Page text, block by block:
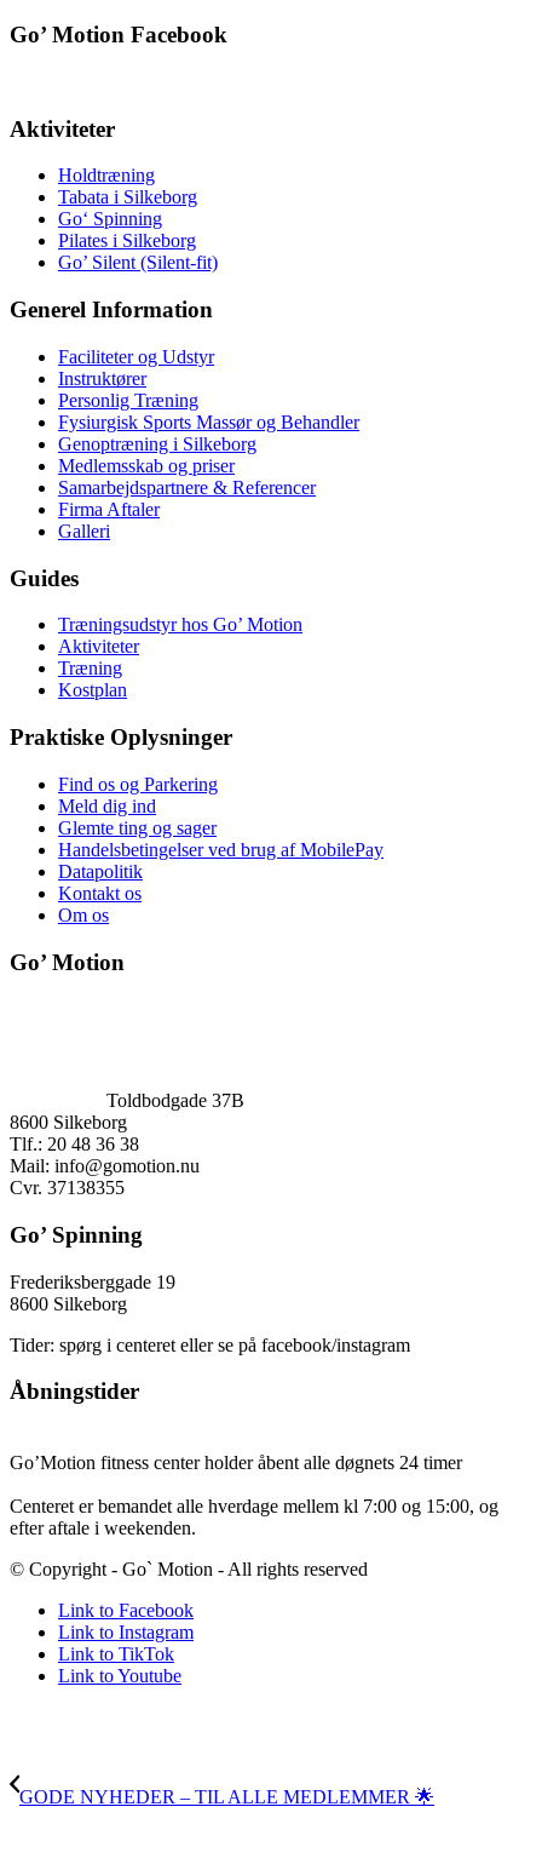
Go’ Motion Facebook
Aktiviteter
Holdtræning
Tabata i Silkeborg
Go‘ Spinning
Pilates i Silkeborg
Go’ Silent (Silent-fit)
Generel Information
Faciliteter og Udstyr
Instruktører
Personlig Træning
Fysiurgisk Sports Massør og Behandler
Genoptræning i Silkeborg
Medlemsskab og priser
Samarbejdspartnere & Referencer
Firma Aftaler
Galleri
Guides
Træningsudstyr hos Go’ Motion
Aktiviteter
Træning
Kostplan
Praktiske Oplysninger
Find os og Parkering
Meld dig ind
Glemte ting og sager
Handelsbetingelser ved brug af MobilePay
Datapolitik
Kontakt os
Om os
Go’ Motion
Toldbodgade 37B
8600 Silkeborg
Tlf.: 20 48 36 38
Mail: info@gomotion.nu
Cvr. 37138355
Go’ Spinning
Frederiksberggade 19
8600 Silkeborg
Tider: spørg i centeret eller se på facebook/instagram
Åbningstider
Go’Motion fitness center holder åbent alle døgnets 24 timer
Centeret er bemandet alle hverdage mellem kl 7:00 og 15:00, og
efter aftale i weekenden.
© Copyright - Go` Motion - All rights reserved
Link to Facebook
Link to Instagram
Link to TikTok
Link to Youtube
GODE NYHEDER – TIL ALLE MEDLEMMER 🌟